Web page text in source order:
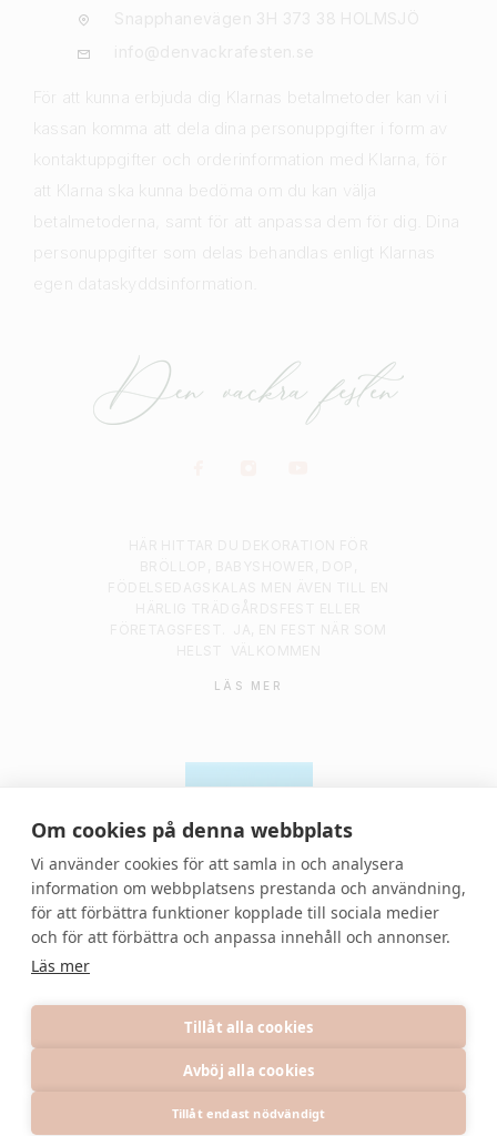
För att kunna erbjuda dig Klarnas betalmetoder kan vi i
kassan komma att dela dina personuppgifter i form av
kontaktuppgifter och orderinformation med Klarna, för
att Klarna ska kunna bedöma om du kan välja
betalmetoderna, samt för att anpassa dem för dig. Dina
personuppgifter som delas behandlas enligt Klarnas
egen dataskyddsinformation.
LÄS MER
© 2021 Denvackrafesten | All rights reserved.
PRIVACY POLICY TERMS INFORMATION
Om cookies på denna webbplats
Vi använder cookies för att samla in och analysera
information om webbplatsens prestanda och användning,
för att förbättra funktioner kopplade till sociala medier
och för att förbättra och anpassa innehåll och annonser.
Läs mer
Tillåt alla cookies
Avböj alla cookies
Tillåt endast nödvändigt